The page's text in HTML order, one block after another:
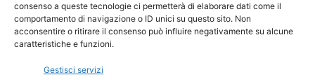
consenso a queste tecnologie ci permetterà di elaborare dati come il
comportamento di navigazione o ID unici su questo sito. Non
acconsentire o ritirare il consenso può influire negativamente su alcune
caratteristiche e funzioni.
Gestisci servizi